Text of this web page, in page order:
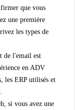
que vous
une première
les types de
de l'email est
en ADV
les ERP utilisés et
si vous avez une